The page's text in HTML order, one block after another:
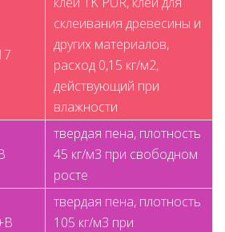
склеивания древесины и
других материалов,
расход 0,15 кг/м2,
действующий при
влажности
твердая пена, плотность
45 кг/м3 при свободном
росте
твердая пена, плотность
105 кг/м3 при